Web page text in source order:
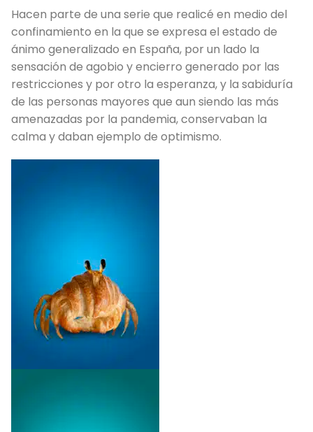
Hacen parte de una serie que realicé en medio del
confinamiento en la que se expresa el estado de
ánimo generalizado en España, por un lado la
sensación de agobio y encierro generado por las
restricciones y por otro la esperanza, y la sabiduría
de las personas mayores que aun siendo las más
amenazadas por la pandemia, conservaban la
calma y daban ejemplo de optimismo.